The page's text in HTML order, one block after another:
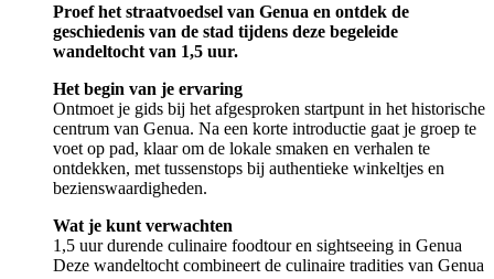
Proef het straatvoedsel van Genua en ontdek de
geschiedenis van de stad tijdens deze begeleide
wandeltocht van 1,5 uur.
Het begin van je ervaring
Ontmoet je gids bij het afgesproken startpunt in het historische
centrum van Genua. Na een korte introductie gaat je groep te
voet op pad, klaar om de lokale smaken en verhalen te
ontdekken, met tussenstops bij authentieke winkeltjes en
bezienswaardigheden.
Wat je kunt verwachten
1,5 uur durende culinaire foodtour en sightseeing in Genua
Deze wandeltocht combineert de culinaire tradities van Genua